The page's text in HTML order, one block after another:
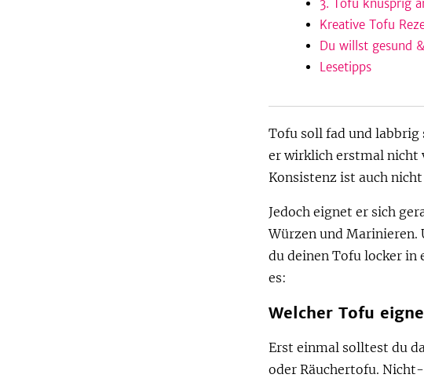
3. Tofu knusprig
Kreative Tofu
Du willst gesund
Lesetipps
Tofu soll fad und labbrig
er wirklich erstmal nicht
Konsistenz ist auch
Jedoch eignet er sich
Würzen und Marinieren.
du deinen Tofu locker in
es:
Welcher Tofu
Erst einmal solltest du
oder Räuchertofu.